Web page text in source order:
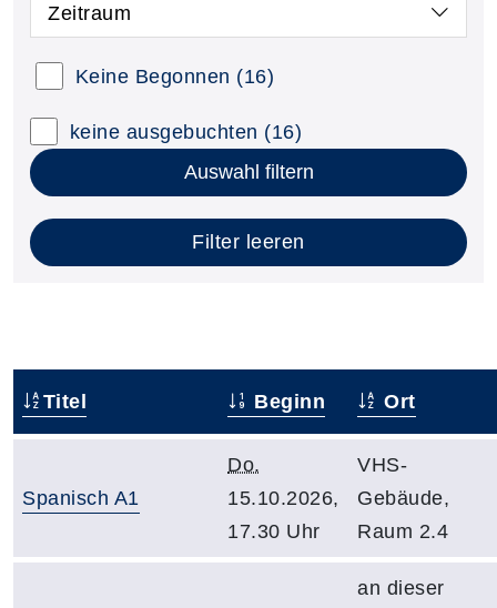
Zeitraum
Keine Begonnen (16)
keine ausgebuchten (16)
Auswahl filtern
Filter leeren
Titel Beginn Ort
Spanisch A1
Do.
15.10.2026,
17.30 Uhr
VHS-
Gebäude,
Raum 2.4
an dieser